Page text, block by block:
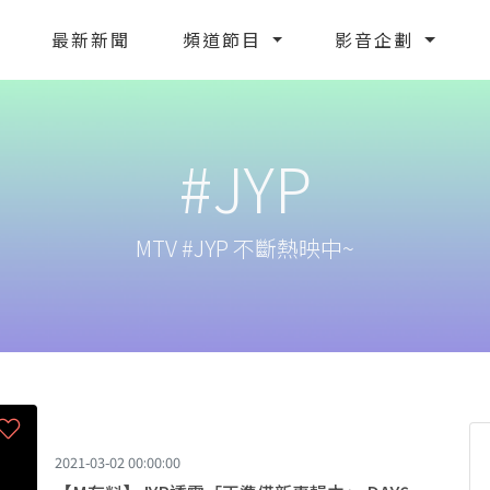
最新新聞 頻道節目 影音企劃
#JYP
MTV #JYP 不斷熱映中~
2021-03-02 00:00:00